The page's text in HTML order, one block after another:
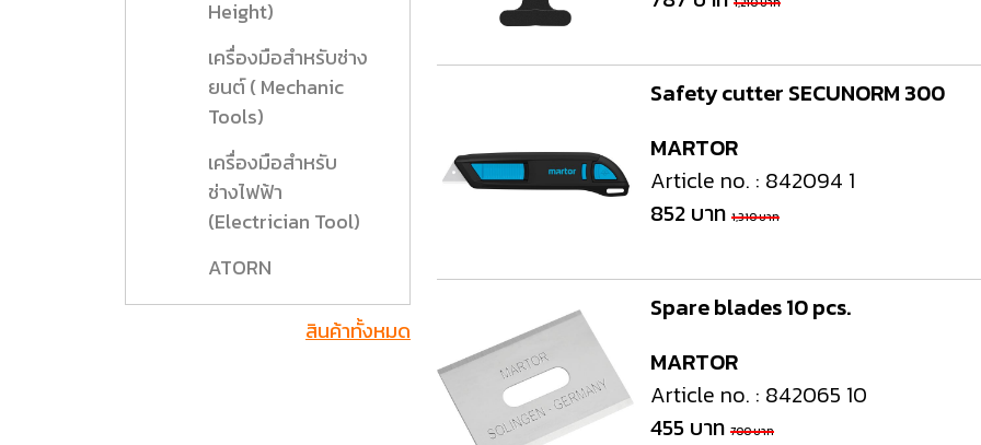
Height)
เครื่องมือสำหรับช่าง
ยนต์ ( Mechanic
Tools)
เครื่องมือสำหรับ
ช่างไฟฟ้า
(Electrician Tool)
ATORN
สินค้าทั้งหมด
MARTOR
Safety cutter SECUNORM 300
Article no. : 842094 1
852 บาท 1,310 บาท
MARTOR
Spare blades 10 pcs.
Article no. : 842065 10
455 บาท 700 บาท